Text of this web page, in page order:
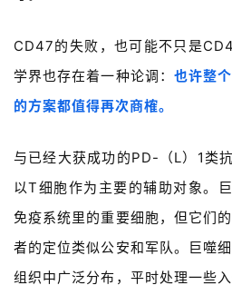
苑
A
l
n
g
l
i
s
CD47的失败，也可能不只是
学界也存在着一种论调： 也许整
的方案都值得再次商榷。
与已经大获成功的PD-（L）1类
以T细胞作为主要的辅助对象。
免疫系统里的重要细胞，但它们
者的定位类似公安和军队。巨噬
组织中广泛分布，平时处理一些